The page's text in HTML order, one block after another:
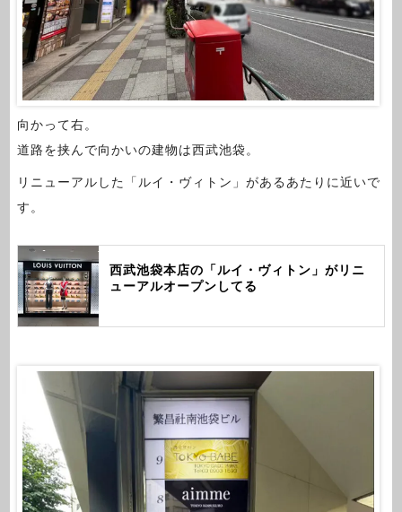
向かって右。
道路を挟んで向かいの建物は西武池袋。
リニューアルした「ルイ・ヴィトン」があるあたりに近いで
す。
西武池袋本店の「ルイ・ヴィトン」がリニ
ューアルオープンしてる